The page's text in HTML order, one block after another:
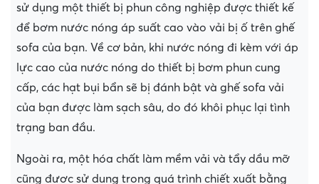
sử dụng một thiết bị phun công nghiệp được thiết kế
để bơm nước nóng áp suất cao vào vải bị ố trên ghế
sofa của bạn. Về cơ bản, khi nước nóng đi kèm với áp
lực cao của nước nóng do thiết bị bơm phun cung
cấp, các hạt bụi bẩn sẽ bị đánh bật và ghế sofa vải
của bạn được làm sạch sâu, do đó khôi phục lại tình
trạng ban đầu.
Ngoài ra, một hóa chất làm mềm vải và tẩy dầu mỡ
cũng được sử dụng trong quá trình chiết xuất bằng